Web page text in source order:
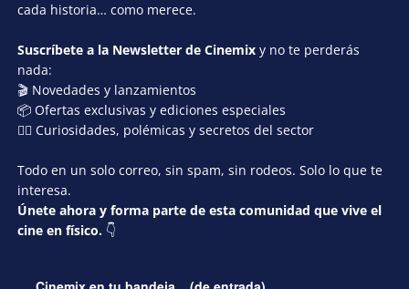
cada historia… como merece.
Suscríbete a la Newsletter de Cinemix y no te perderás
nada:
🎬 Novedades y lanzamientos
📦 Ofertas exclusivas y ediciones especiales
🕵️‍♂️ Curiosidades, polémicas y secretos del sector
Todo en un solo correo, sin spam, sin rodeos. Solo lo que te
interesa.
Únete ahora y forma parte de esta comunidad que vive el
cine en físico. 👇